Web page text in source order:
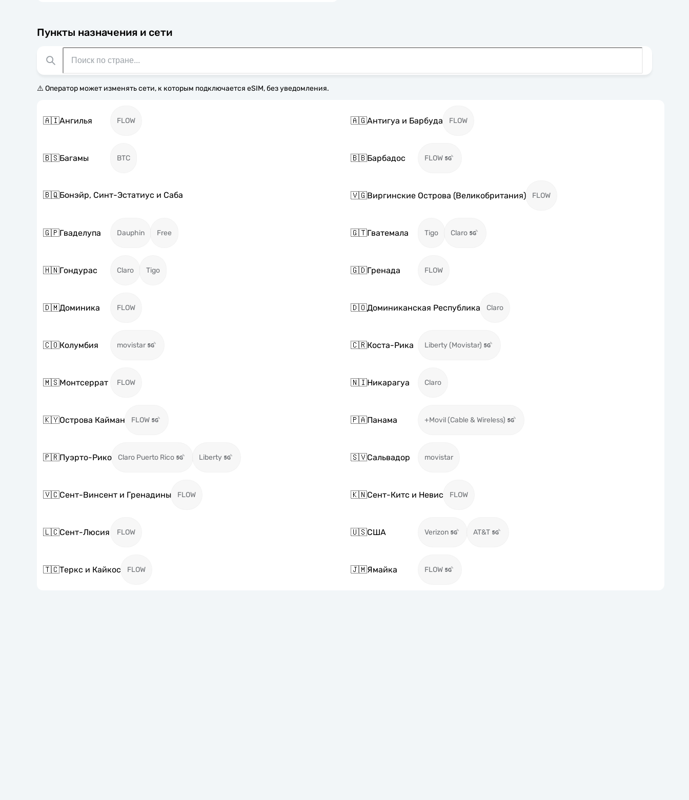
Пункты назначения и сети
⚠️ Оператор может изменять сети, к которым подключается eSIM, без уведомления.
🇦🇮Ангилья FLOW 🇦🇬Антигуа и Барбуда FLOW
🇧🇸Багамы BTC 🇧🇧Барбадос FLOW
🇧🇶Бонэйр, Синт-Эстатиус и Саба 🇻🇬Виргинские Острова (Великобритания) FLOW
🇬🇵Гваделупа Dauphin Free 🇬🇹Гватемала Tigo Claro
🇭🇳Гондурас Claro Tigo 🇬🇩Гренада FLOW
🇩🇲Доминика FLOW 🇩🇴Доминиканская Республика Claro
🇨🇴Колумбия movistar 🇨🇷Коста-Рика Liberty (Movistar)
🇲🇸Монтсеррат FLOW 🇳🇮Никарагуа Claro
🇰🇾Острова Кайман FLOW 🇵🇦Панама +Movil (Cable & Wireless)
🇵🇷Пуэрто-Рико Claro Puerto Rico Liberty 🇸🇻Сальвадор movistar
🇻🇨Сент-Винсент и Гренадины FLOW 🇰🇳Сент-Китс и Невис FLOW
🇱🇨Сент-Люсия FLOW 🇺🇸США Verizon AT&T
🇹🇨Теркс и Кайкос FLOW 🇯🇲Ямайка FLOW